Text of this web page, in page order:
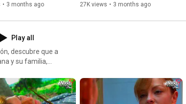
• 3 months ago
27K views • 3 months ago
Play all
descubre que a
y su familia,